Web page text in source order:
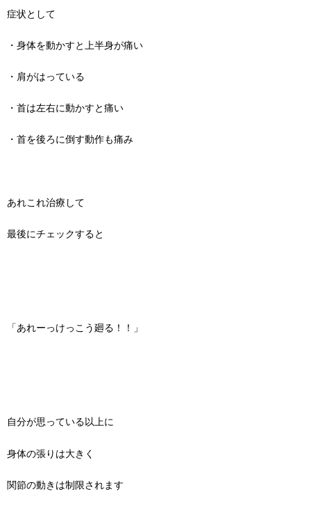
症状として
・身体を動かすと上半身が痛い
・肩がはっている
・首は左右に動かすと痛い
・首を後ろに倒す動作も痛み
あれこれ治療して
最後にチェックすると
「あれーっけっこう廻る！！」
自分が思っている以上に
身体の張りは大きく
関節の動きは制限されます